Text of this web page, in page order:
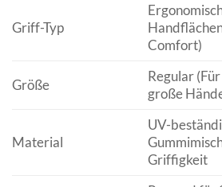
Griff-Typ
Comfort)
Größe
Regular
große
Material
UV-
Griffigkeit